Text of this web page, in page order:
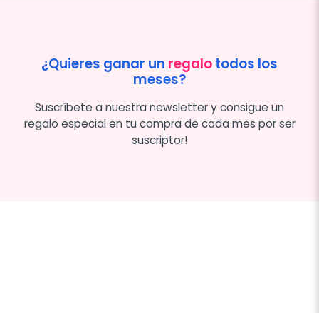
¿Quieres ganar un regalotodos los
meses?
Suscríbete a nuestra newsletter y consigue un
regalo especial en tu compra de cada mes por ser
suscriptor!